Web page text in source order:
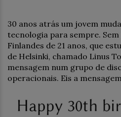
30 anos atrás um jovem
tecnologia para sempre.
Finlandes de 21 anos, que
de Helsinki, chamado Linus
mensagem num grupo de
operacionais. Eis a